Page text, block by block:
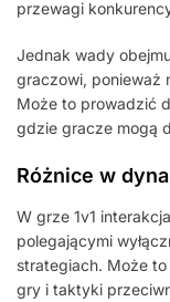
przewagi
Jednak wady
graczowi, ponieważ
Może to prowadzić
gdzie gracze mogą
Różnice w
W grze 1v1
polegającymi
strategiach. Może to
gry i taktyki